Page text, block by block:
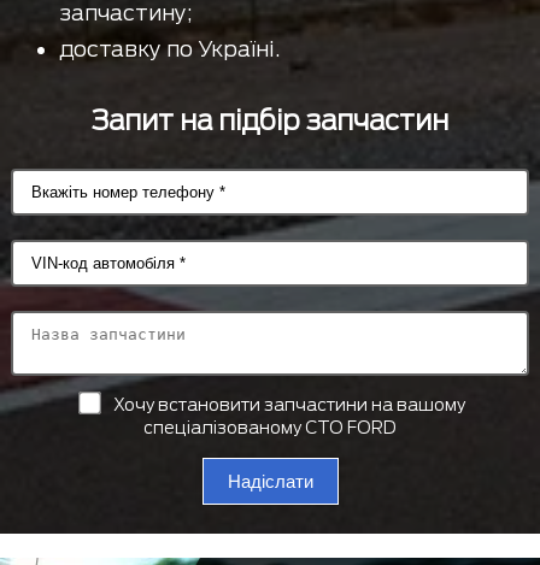
запчастину;
доставку по Україні.
Запит на підбір запчастин
Хочу встановити запчастини на вашому
спеціалізованому СТО FORD
Надіслати